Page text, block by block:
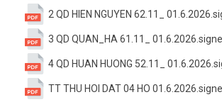
2 QD HIEN NGUYEN 62.11_
3 QD QUAN_HA 61.11_
4 QD HUAN HUONG 52.11_
TT THU HOI DAT 04 HO